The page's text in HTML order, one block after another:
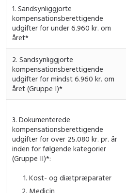
1. Sandsynliggjorte
kompensationsberettigende
udgifter for under 6.960 kr. om
året*
2. Sandsynliggjorte
kompensationsberettigende
udgifter for mindst 6.960 kr. om
året (Gruppe I)*
3. Dokumenterede
kompensationsberettigende
udgifter for over 25.080 kr. pr. år
inden for følgende kategorier
(Gruppe II)*:
Kost- og diætpræparater
Medicin